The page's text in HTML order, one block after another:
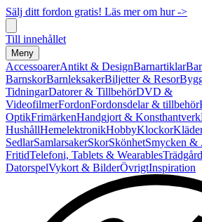
Sälj ditt fordon gratis! Läs mer om hur ->
Till innehållet
Meny
AccessoarerAntikt & DesignBarnartiklar
BarnskorBarnleksakerBiljetter & Resor
TidningarDatorer & TillbehörDVD &
VideofilmerFordonFordonsdelar & tillbehör
OptikFrimärkenHandgjort & Konsthantverk
HushållHemelektronikHobbyKlockor
SedlarSamlarsakerSkorSkönhetSmycken &
FritidTelefoni, Tablets & Wearables
DatorspelVykort & BilderÖvrigtInspiration